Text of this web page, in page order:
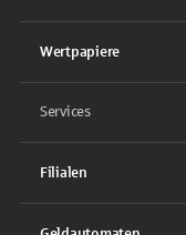
Wertpapiere
Services
Filialen